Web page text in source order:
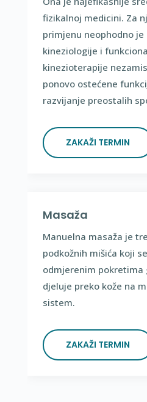
fizikalnoj medicini. Za
primjenu neophodno je
kineziologije i
kinezioterapije
ponovo ostećene
razvijanje preostalih
ZAKAŽI TERMIN
Masaža
Manuelna masaža je
podkožnih mišića koji
odmjerenim pokretima
djeluje preko kože na
sistem.
ZAKAŽI TERMIN